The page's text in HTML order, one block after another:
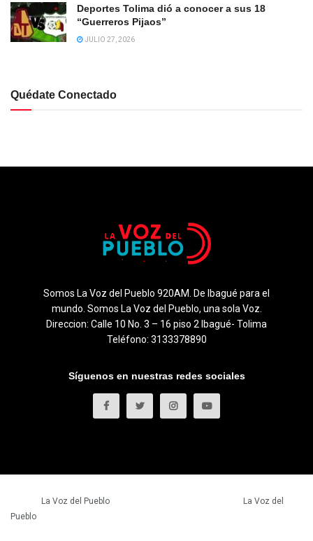
Deportes Tolima dió a conocer a sus 18
“Guerreros Pijaos”
JULIO 27, 2026
Quédate Conectado
Somos La Voz del Pueblo 920AM. De Ibagué para el
mundo. Somos La Voz del Pueblo, una sola Voz.
Direccion: Calle 10 No. 3 – 16 piso 2 Ibagué- Tolima
Teléfono: 3133378890
Síguenos en nuestras redes sociales
La Voz del Pueblo
La Voz del
Pueblo